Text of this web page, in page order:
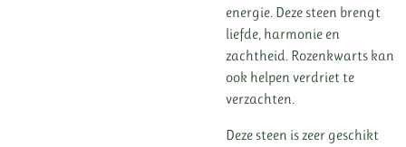
energie. Deze steen brengt
liefde, harmonie en
zachtheid. Rozenkwarts kan
ook helpen verdriet te
verzachten.
Deze steen is zeer geschikt